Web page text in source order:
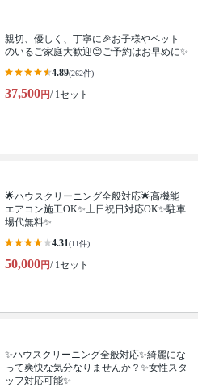
親切、優しく、丁寧に🎉お子様やペット
のいるご家庭大歓迎😊ご予約はお早めに✨
4.89(262件)
37,500円/ 1セット
🌟ハウスクリーニング全般対応🌟高機能
エアコン施工OK✨土日祝日対応OK✨駐車
場代無料✨
4.31(11件)
50,000円/ 1セット
✨ハウスクリーニング全般対応✨綺麗にな
って爽快な気分なりませんか？✨女性スタ
ッフ対応可能✨